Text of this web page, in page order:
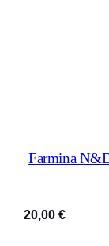
Farmina
20,00 €